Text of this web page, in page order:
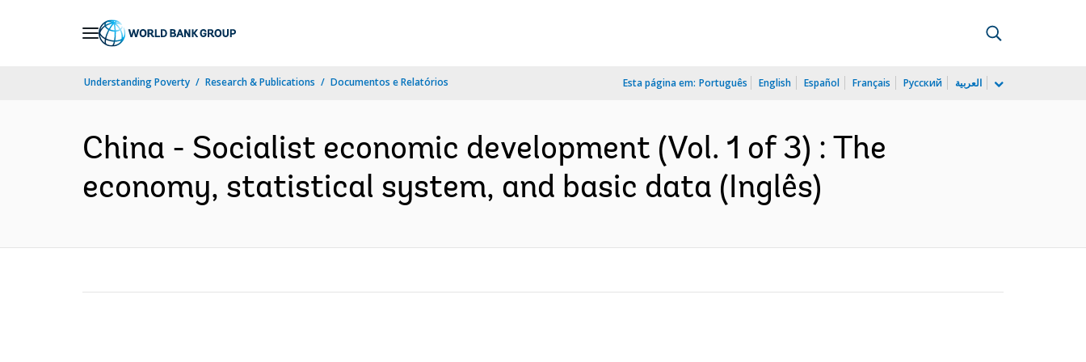
Understanding Poverty Research & Publications Documentos e Relatórios Esta página em: Português English Español Français Русский العربية
China - Socialist economic development (Vol. 1 of 3) : The
economy, statistical system, and basic data (Inglês)